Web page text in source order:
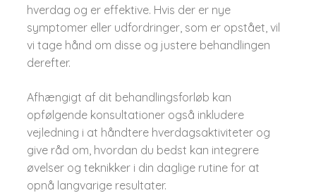
hverdag og er effektive. Hvis der er nye
symptomer eller udfordringer, som er opstået, vil
vi tage hånd om disse og justere behandlingen
derefter.
Afhængigt af dit behandlingsforløb kan
opfølgende konsultationer også inkludere
vejledning i at håndtere hverdagsaktiviteter og
give råd om, hvordan du bedst kan integrere
øvelser og teknikker i din daglige rutine for at
opnå langvarige resultater.